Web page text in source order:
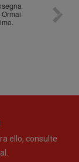
10/10
ello, consulte